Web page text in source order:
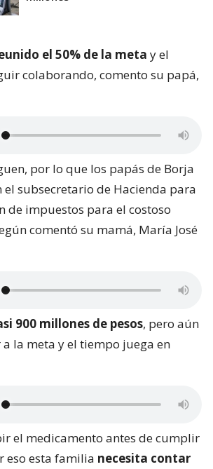
el 50% de la meta y el
colaborando, comento su papá,
por lo que los papás de Borja
el subsecretario de Hacienda para
de impuestos para el costoso
comentó su mamá, María José
900 millones de pesos, pero aún
la meta y el tiempo juega en
el medicamento antes de cumplir
eso esta familia necesita contar